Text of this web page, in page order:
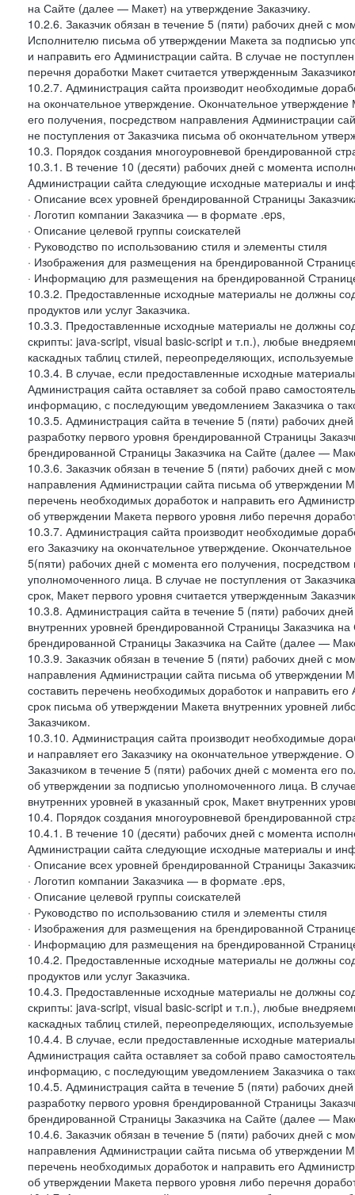
на Сайте (далее — Макет) на утверждение Заказчику.
10.2.6. Заказчик обязан в течение 5 (пяти) рабочих дней с
Исполнителю письма об утверждении Макета за подписью
и направить его Администрации сайта. В случае не
перечня доработки Макет считается утвержденным
10.2.7. Администрация сайта производит необходимые
на окончательное утверждение. Окончательное
его получения, посредством направления Администрации
не поступления от Заказчика письма об окончательном
10.3. Порядок создания многоуровневой брендированной
10.3.1. В течение 10 (десяти) рабочих дней с момента
Администрации сайта следующие исходные материалы и
· Описание всех уровней брендированной Страницы
· Логотип компании Заказчика — в формате .eps,
· Описание целевой группы соискателей
· Руководство по использованию стиля и элементы стиля
· Изображения для размещения на брендированной
· Информацию для размещения на брендированной
10.3.2. Предоставленные исходные материалы не должны
продуктов или услуг Заказчика.
10.3.3. Предоставленные исходные материалы не должны
скрипты: java-script, visual basic-script и т.п.), любые
каскадных таблиц стилей, переопределяющих,
10.3.4. В случае, если предоставленные исходные
Администрация сайта оставляет за собой право
информацию, с последующим уведомлением Заказчика о
10.3.5. Администрация сайта в течение 5 (пяти) рабочих
разработку первого уровня брендированной Страницы
брендированной Страницы Заказчика на Сайте (далее —
10.3.6. Заказчик обязан в течение 5 (пяти) рабочих дней с
направления Администрации сайта письма об утверждении
перечень необходимых доработок и направить его
об утверждении Макета первого уровня либо перечня
10.3.7. Администрация сайта производит необходимые
его Заказчику на окончательное утверждение.
5(пяти) рабочих дней с момента его получения,
уполномоченного лица. В случае не поступления от
срок, Макет первого уровня считается утвержденным
10.3.8. Администрация сайта в течение 5 (пяти) рабочих
внутренних уровней брендированной Страницы Заказчика
брендированной Страницы Заказчика на Сайте (далее —
10.3.9. Заказчик обязан в течение 5 (пяти) рабочих дней с
направления Администрации сайта письма об утверждении
составить перечень необходимых доработок и направить
срок письма об утверждении Макета внутренних уровней
Заказчиком.
10.3.10. Администрация сайта производит необходимые
и направляет его Заказчику на окончательное
Заказчиком в течение 5 (пяти) рабочих дней с момента его
об утверждении за подписью уполномоченного лица. В
внутренних уровней в указанный срок, Макет внутренних
10.4. Порядок создания многоуровневой брендированной
10.4.1. В течение 10 (десяти) рабочих дней с момента
Администрации сайта следующие исходные материалы и
· Описание всех уровней брендированной Страницы
· Логотип компании Заказчика — в формате .eps,
· Описание целевой группы соискателей
· Руководство по использованию стиля и элементы стиля
· Изображения для размещения на брендированной
· Информацию для размещения на брендированной
10.4.2. Предоставленные исходные материалы не должны
продуктов или услуг Заказчика.
10.4.3. Предоставленные исходные материалы не должны
скрипты: java-script, visual basic-script и т.п.), любые
каскадных таблиц стилей, переопределяющих,
10.4.4. В случае, если предоставленные исходные
Администрация сайта оставляет за собой право
информацию, с последующим уведомлением Заказчика о
10.4.5. Администрация сайта в течение 5 (пяти) рабочих
разработку первого уровня брендированной Страницы
брендированной Страницы Заказчика на Сайте (далее —
10.4.6. Заказчик обязан в течение 5 (пяти) рабочих дней с
направления Администрации сайта письма об утверждении
перечень необходимых доработок и направить его
об утверждении Макета первого уровня либо перечня